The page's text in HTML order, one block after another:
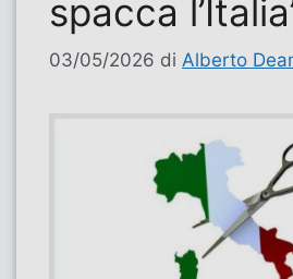
spacca
03/05/2026 di Alberto